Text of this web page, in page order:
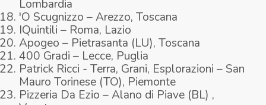
Lombardia
'O Scugnizzo – Arezzo, Toscana
IQuintili – Roma, Lazio
Apogeo – Pietrasanta (LU), Toscana
400 Gradi – Lecce, Puglia
Patrick Ricci - Terra, Grani, Esplorazioni – San
Mauro Torinese (TO), Piemonte
Pizzeria Da Ezio – Alano di Piave (BL) ,